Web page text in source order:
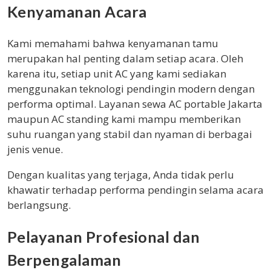
Kenyamanan Acara
Kami memahami bahwa kenyamanan tamu
merupakan hal penting dalam setiap acara. Oleh
karena itu, setiap unit AC yang kami sediakan
menggunakan teknologi pendingin modern dengan
performa optimal. Layanan sewa AC portable Jakarta
maupun AC standing kami mampu memberikan
suhu ruangan yang stabil dan nyaman di berbagai
jenis venue.
Dengan kualitas yang terjaga, Anda tidak perlu
khawatir terhadap performa pendingin selama acara
berlangsung.
Pelayanan Profesional dan
Berpengalaman